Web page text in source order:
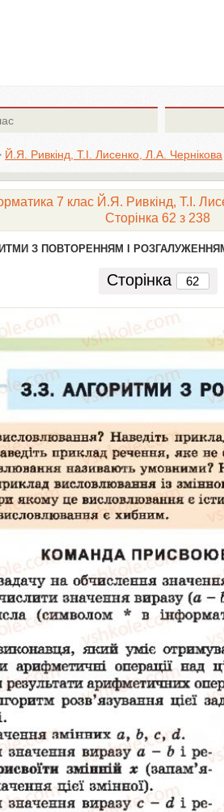
Й.Я. Ривкінд, Т.І. Лисенко, Л.А. Чернікова
7 клас Й.Я. Ривкінд, Т.І.
Сторінка 62 з 238
З ПОВТОРЕННЯМ І
Сторінка